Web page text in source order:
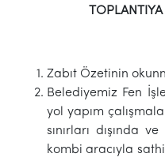
Zabıt Özetinin
Belediyemiz Fen
yol yapım
sınırları dışında
kombi aracıyla